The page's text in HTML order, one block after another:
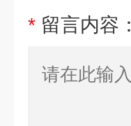
* 留言内容：